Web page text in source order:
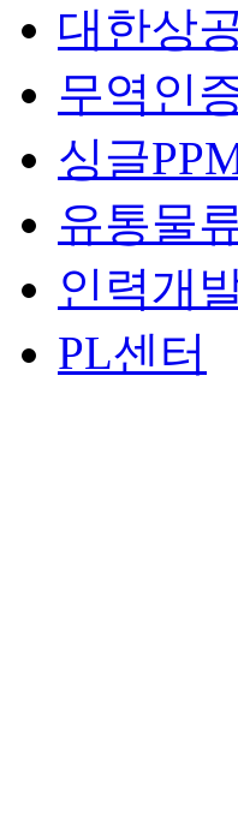
대한상
무역인
싱글
유통물
인력개
PL센터